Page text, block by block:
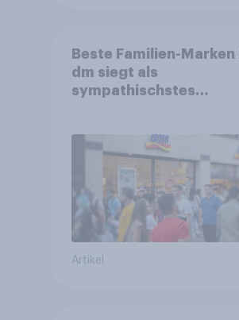
Beste Familien-
dm siegt als
sympathischstes
Artikel